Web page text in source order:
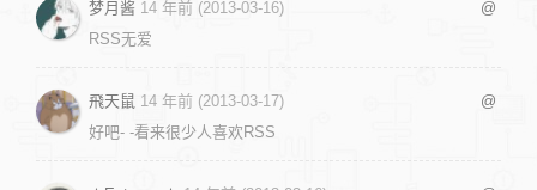
梦月酱 14 年前 (2013-03-16)
@
RSS无爱
飛天鼠 14 年前 (2013-03-17)
@
好吧- -看来很少人喜欢RSS